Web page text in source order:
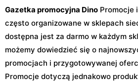
Gazetka promocyjna Dino Promocje
często organizowane w sklepach
dostępna jest za darmo w każdym
możemy dowiedzieć się o
promocjach i przygotowywanej
Promocje dotyczą jednakowo